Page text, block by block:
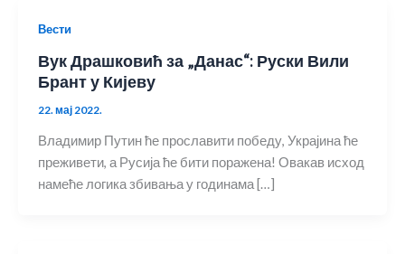
Вести
Вук Драшковић за „Данас“: Руски Вили
Брант у Кијеву
22. мај 2022.
Владимир Путин ће прославити победу, Украјина ће
преживети, а Русија ће бити поражена! Овакав исход
намеће логика збивања у годинама […]